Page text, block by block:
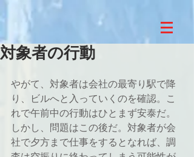
対象者の行動
やがて、対象者は会社の最寄り駅で降
り、ビルへと入っていくのを確認。こ
れで午前中の行動はひとまず安泰だ。
しかし、問題はこの後だ。対象者が会
社で夕方まで仕事をするとなれば、調